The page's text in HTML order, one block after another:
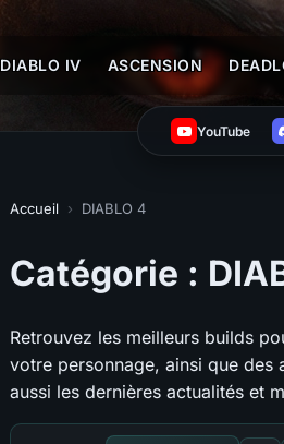
DIABLO IV ASCENSION
YouTube
Accueil › DIABLO 4
Catégorie :
Retrouvez les meilleurs builds
votre personnage, ainsi que des
aussi les dernières actualités et